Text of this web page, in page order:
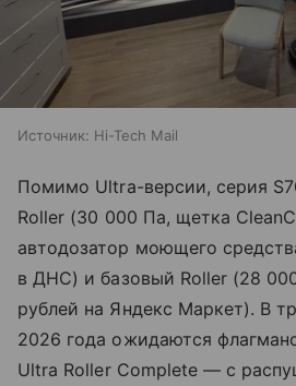
Источник: Hi-Tech Mail
Помимо Ultra-версии, серия
Roller (30 000 Па, щетка
автодозатор моющего
в ДНС) и базовый Roller (28
рублей на Яндекс Маркет). В
2026 года ожидаются
Ultra Roller Complete — с